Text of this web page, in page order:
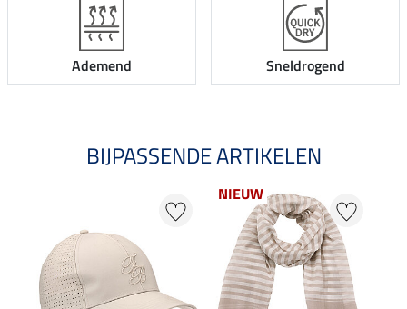
Ademend Sneldrogend
BIJPASSENDE ARTIKELEN
NIEUW